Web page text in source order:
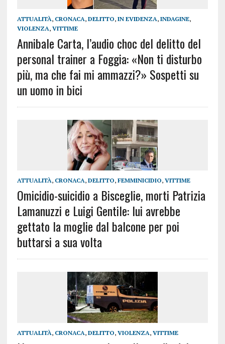
ATTUALITÀ, CRONACA, DELITTO, IN EVIDENZA, INDAGINE,
VIOLENZA, VITTIME
Annibale Carta, l’audio choc del delitto del
personal trainer a Foggia: «Non ti disturbo
più, ma che fai mi ammazzi?» Sospetti su
un uomo in bici
ATTUALITÀ, CRONACA, DELITTO, FEMMINICIDIO, VITTIME
Omicidio-suicidio a Bisceglie, morti Patrizia
Lamanuzzi e Luigi Gentile: lui avrebbe
gettato la moglie dal balcone per poi
buttarsi a sua volta
ATTUALITÀ, CRONACA, DELITTO, VIOLENZA, VITTIME